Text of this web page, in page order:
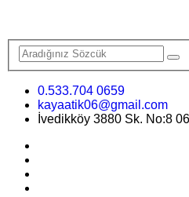
0.533.704 0659
kayaatik06@gmail.com
İvedikköy 3880 Sk. No:8